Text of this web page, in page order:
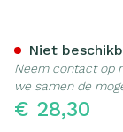
€ 28,30
Niet
Neem contact op
we samen de